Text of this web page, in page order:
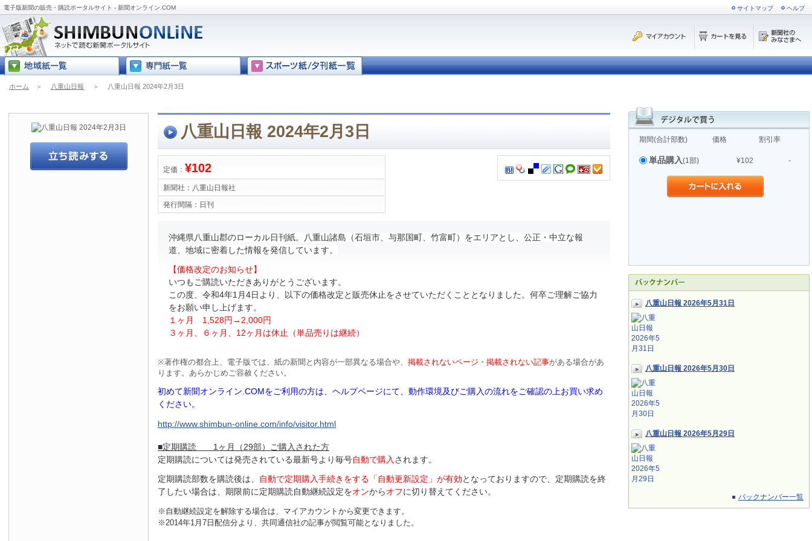
電子版新聞の販売・購読ポータルサイト - 新聞オンライン.COM サイトマップ ヘルプ
ホーム ＞ 八重山日報 ＞ 八重山日報 2024年2月3日
期間(合計部数) 価格 割引率
単品購入(1部) ¥102 -
八重山日報 2026年5月31日
八重山日報 2026年5月30日
八重山日報 2026年5月29日
バックナンバー一覧
八重山日報 2024年2月3日
定価： ¥102
新聞社： 八重山日報社
発行間隔： 日刊
沖縄県八重山郡のローカル日刊紙。八重山諸島（石垣市、与那国町、竹富町）をエリアとし、公正・中立な報
道、地域に密着した情報を発信しています。
【価格改定のお知らせ】
いつもご購読いただきありがとうございます。
この度、令和4年1月4日より、以下の価格改定と販売休止をさせていただくこととなりました。何卒ご理解ご協力
をお願い申し上げます。
１ヶ月 1,528円 →2,000円
３ヶ月、６ヶ月、 12ヶ月は休止（単品売りは継続）
※著作権の都合上、電子版では、紙の新聞と内容が一部異なる場合や、 掲載されないページ・掲載されない記事がある場合があ
ります。あらかじめご容赦ください。
初めて新聞オンライン.COMをご利用の方は、ヘルプページにて、動作環境及びご購入の流れをご確認の上お買い求め
ください。
http://www.shimbun-online.com/info/visitor.html
■定期購読 1ヶ月（29部）
ご購入された方
定期購読については発売されている最新号より毎号自動で購入 されます。
定期購読部数を購読後は、 自動で定期購入手続きをする「自動更新設定」が有効となっておりますので、定期購読を終
了したい場合は、期限前に定期購読自動継続設定をオンからオフに切り替えてください。
※自動継続設定を解除する場合は、マイアカウントから変更できます。
※2014年1月7日配信分より、共同通信社の記事が閲覧可能となりました。